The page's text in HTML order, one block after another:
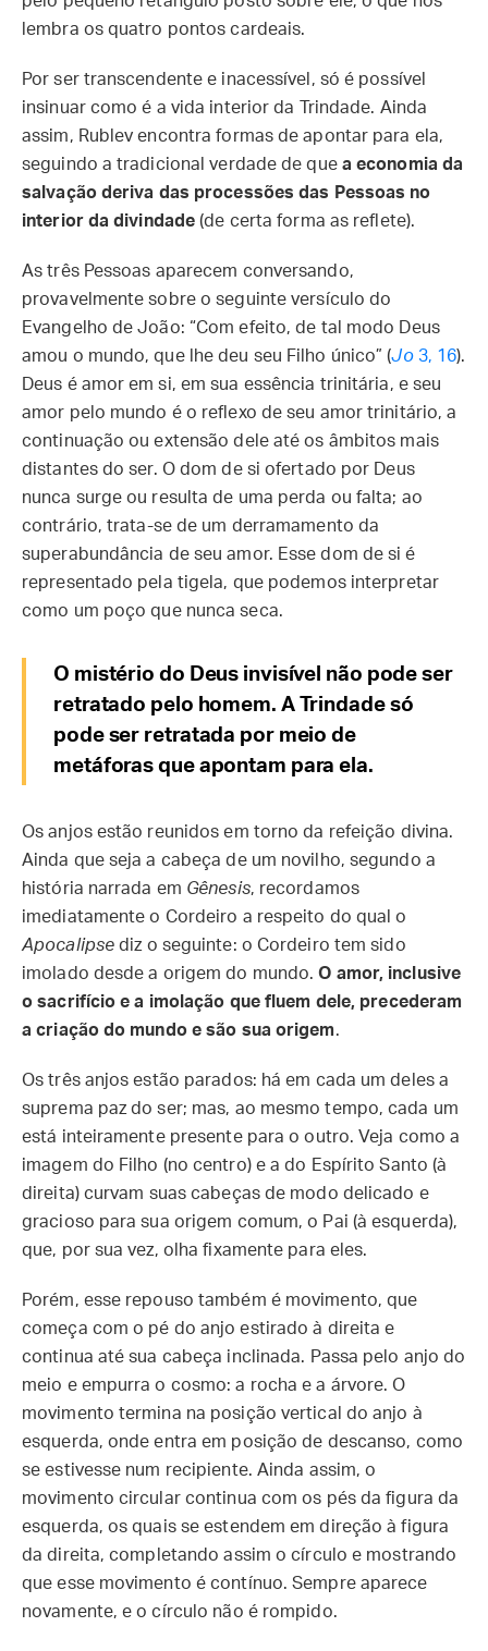
lembra os quatro pontos cardeais.
Por ser transcendente e inacessível, só é possível
insinuar como é a vida interior da Trindade. Ainda
assim, Rublev encontra formas de apontar para ela,
seguindo a tradicional verdade de que a economia da
salvação deriva das processões das Pessoas no
interior da divindade (de certa forma as reflete).
As três Pessoas aparecem conversando,
provavelmente sobre o seguinte versículo do
Evangelho de João: “Com efeito, de tal modo Deus
amou o mundo, que lhe deu seu Filho único” (Jo3, 16).
Deus é amor em si, em sua essência trinitária, e seu
amor pelo mundo é o reflexo de seu amor trinitário, a
continuação ou extensão dele até os âmbitos mais
distantes do ser. O dom de si ofertado por Deus
nunca surge ou resulta de uma perda ou falta; ao
contrário, trata-se de um derramamento da
superabundância de seu amor. Esse dom de si é
representado pela tigela, que podemos interpretar
como um poço que nunca seca.
O mistério do Deus invisível não pode ser
retratado pelo homem. A Trindade só
pode ser retratada por meio de
metáforas que apontam para ela.
Os anjos estão reunidos em torno da refeição divina.
Ainda que seja a cabeça de um novilho, segundo a
história narrada em Gênesis, recordamos
imediatamente o Cordeiro a respeito do qual o
Apocalipse diz o seguinte: o Cordeiro tem sido
imolado desde a origem do mundo.O amor, inclusive
o sacrifício e a imolação que fluem dele, precederam
a criação do mundo e são sua origem.
Os três anjos estão parados: há em cada um deles a
suprema paz do ser; mas, ao mesmo tempo, cada um
está inteiramente presente para o outro. Veja como a
imagem do Filho (no centro) e a do Espírito Santo (à
direita) curvam suas cabeças de modo delicado e
gracioso para sua origem comum, o Pai (à esquerda),
que, por sua vez, olha fixamente para eles.
Porém, esse repouso também é movimento, que
começa com o pé do anjo estirado à direita e
continua até sua cabeça inclinada. Passa pelo anjo do
meio e empurra o cosmo: a rocha e a árvore. O
movimento termina na posição vertical do anjo à
esquerda, onde entra em posição de descanso, como
se estivesse num recipiente. Ainda assim, o
movimento circular continua com os pés da figura da
esquerda, os quais se estendem em direção à figura
da direita, completando assim o círculo e mostrando
que esse movimento é contínuo. Sempre aparece
novamente, e o círculo não é rompido.